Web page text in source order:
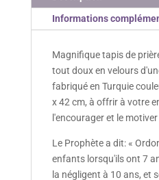
Informations
Magnifique tapis de
tout doux en velours
fabriqué en Turquie
x 42 cm, à offrir à votre
l'encourager et le
Le Prophète a dit: «
enfants lorsqu'ils ont 7
la négligent à 10 ans, et